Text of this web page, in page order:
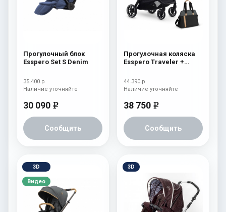
Прогулочный блок
Esspero Set S Denim
35 400 р
30 090 e
Сообщить
Наличие уточняйте
Прогулочная коляска
Esspero Traveler +
44 390 р
38 750 e
Сообщить
Наличие уточняйте
3D
Видео
3D